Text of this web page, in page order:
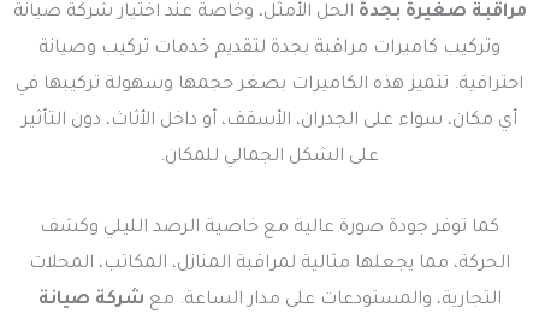
مراقبة صغيرة بجدة الحل الأمثل، وخاصة عند اختيار شركة صيانة
وتركيب كاميرات مراقبة بجدة لتقديم خدمات تركيب وصيانة
احترافية. تتميز هذه الكاميرات بصغر حجمها وسهولة تركيبها في
أي مكان، سواء على الجدران، الأسقف، أو داخل الأثاث، دون التأثير
على الشكل الجمالي للمكان.
كما توفر جودة صورة عالية مع خاصية الرصد الليلي وكشف
الحركة، مما يجعلها مثالية لمراقبة المنازل، المكاتب، المحلات
التجارية، والمستودعات على مدار الساعة. مع شركة صيانة